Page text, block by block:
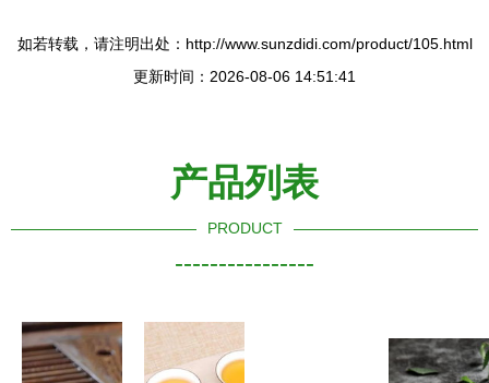
如若转载，请注明出处：http://www.sunzdidi.com/product/105.html
更新时间：2026-08-06 14:51:41
产品列表
PRODUCT
----------------